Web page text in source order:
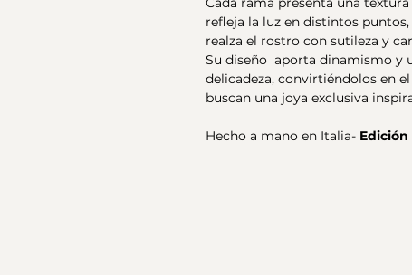
refleja la luz en distintos
realza el rostro con sutileza y
Su diseño aporta dinamismo y
delicadeza, convirtiéndolos en
buscan una joya exclusiva
Hecho a mano en Italia-